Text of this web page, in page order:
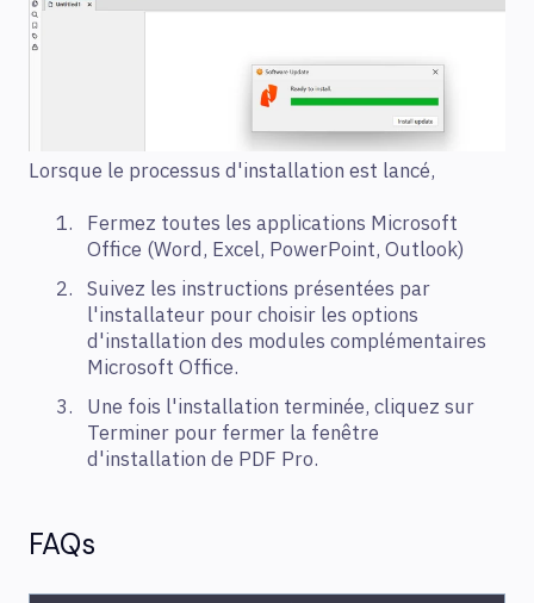
Lorsque le processus d'installation est lancé,
Fermez toutes les applications Microsoft
Office (Word, Excel, PowerPoint, Outlook)
Suivez les instructions présentées par
l'installateur pour choisir les options
d'installation des modules complémentaires
Microsoft Office.
Une fois l'installation terminée, cliquez sur
Terminer pour fermer la fenêtre
d'installation de PDF Pro.
FAQs